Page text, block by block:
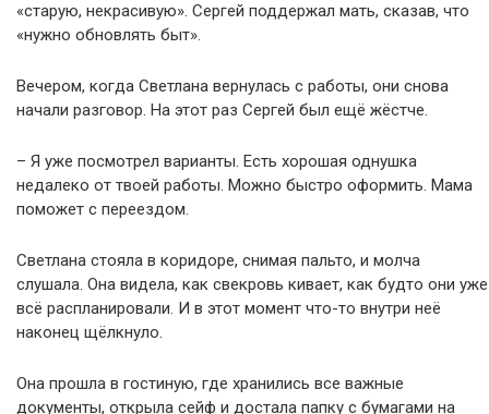
«старую, некрасивую». Сергей поддержал мать, сказав, что
«нужно обновлять быт».
Вечером, когда Светлана вернулась с работы, они снова
начали разговор. На этот раз Сергей был ещё жёстче.
– Я уже посмотрел варианты. Есть хорошая однушка
недалеко от твоей работы. Можно быстро оформить. Мама
поможет с переездом.
Светлана стояла в коридоре, снимая пальто, и молча
слушала. Она видела, как свекровь кивает, как будто они уже
всё распланировали. И в этот момент что-то внутри неё
наконец щёлкнуло.
Она прошла в гостиную, где хранились все важные
документы, открыла сейф и достала папку с бумагами на